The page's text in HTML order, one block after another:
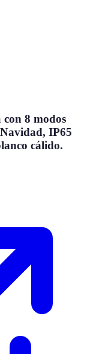
con 8 modos
IP65
cálido.